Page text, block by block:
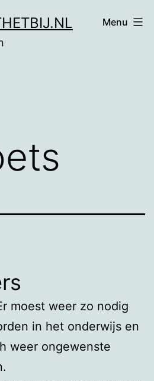
Menu
moest weer zo nodig
in het onderwijs en
weer ongewenste